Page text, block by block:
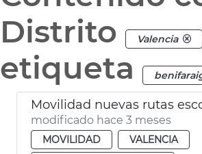
Distrito
Valencia
etiqueta
modificado hace 3 meses
MOVILIDAD
VALENCIA